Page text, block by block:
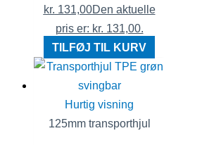
kr. 131,00Den aktuelle
pris er: kr. 131,00.
TILFØJ TIL KURV
Hurtig visning
125mm transporthjul